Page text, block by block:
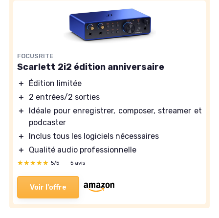
FOCUSRITE
Scarlett 2i2 édition anniversaire
＋
Édition limitée
＋
2 entrées/2 sorties
＋
Idéale pour enregistrer, composer, streamer et
podcaster
＋
Inclus tous les logiciels nécessaires
＋
Qualité audio professionnelle
★★★★★
★★★★★ 5/5 — 5 avis
Voir l'offre